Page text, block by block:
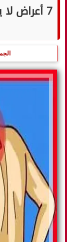
7 أعراض